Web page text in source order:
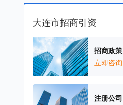
大连市招商引资
招商政策
立即咨询
注册公司